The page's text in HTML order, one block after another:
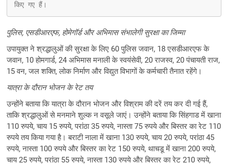
किए गए हैं।
पुलिस, एसडीआरएफ, होमेगॉर्ड और अभिमास संभालेगी सुरक्षा का जिम्मा
उपायुक्त ने श्रद्धालुओं की सुरक्षा के लिए 60 पुलिस जवान, 18 एसडीआरएफ के
जवान, 10 होमगार्ड, 24 अभिमास मनाली के स्वयंसेवी, 20 राजस्व, 20 पंचायती राज,
15 वन, जल शक्ति, लोक निर्माण और विद्युत विभागों के कर्मचारी तैनात रहेंगे।
यात्रा के दौरान भोजन के रेट तय
उन्होंने बताया कि यात्रा के दौरान भोजन और विश्राम की दरें तय कर दी गई हैं,
ताकि श्रद्धालुओं से मनमाने शुल्क न वसूले जाएं। उन्होंने बताया कि सिंहगाड में खाना
110 रुपये, चाय 15 रुपये, परांठा 35 रुपये, नास्ता 75 रुपये और बिस्तर का रेट 110
रुपये तय किया गया है। बराटी नाला में खाना 130 रुपये, चाय 20 रुपये, परांठा 45
रुपये, नास्ता 100 रुपये और बिस्तर का रेट 150 रुपये, थाचडू में खाना 200 रुपये,
चाय 25 रुपये, परांठा 55 रुपये, नास्ता 130 रुपये और बिस्तर का रेट 210 रुपये,